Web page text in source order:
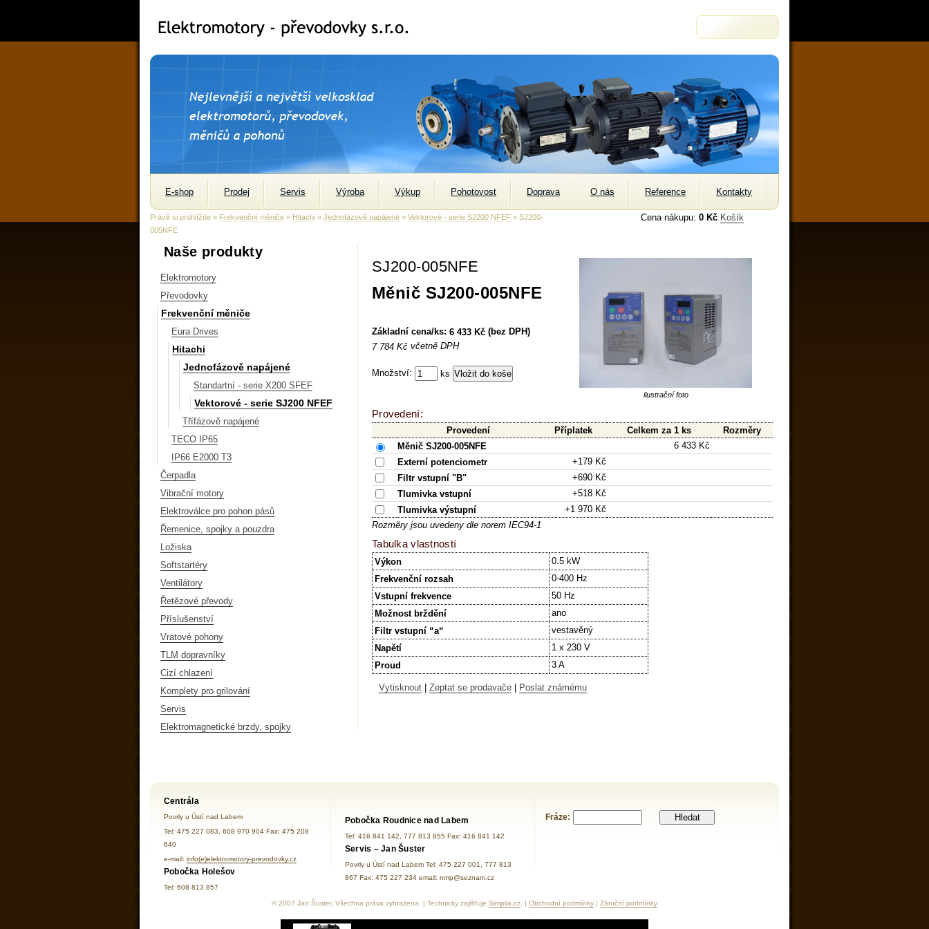
E-shop Prodej Servis Výroba Výkup Pohotovost Doprava O nás Reference Kontakty
Cena nákupu: 0 Kč Košík
Právě si prohlížíte » Frekvenční měniče » Hitachi » Jednofázově napájené » Vektorové - serie SJ200 NFEF » SJ200-
005NFE
Naše produkty
Elektromotory
Převodovky
Frekvenční měniče
Eura Drives
Hitachi
Jednofázově napájené
Standartní - serie X200 SFEF
Vektorové - serie SJ200 NFEF
Třífázově napájené
TECO IP65
IP66 E2000 T3
Čerpadla
Vibrační motory
Elektroválce pro pohon pásů
Řemenice, spojky a pouzdra
Ložiska
Softstartéry
Ventilátory
Řetězové převody
Příslušenství
Vratové pohony
TLM dopravníky
Cizí chlazení
Komplety pro grilování
Servis
Elektromagnetické brzdy, spojky
SJ200-005NFE
Měnič SJ200-005NFE
Základní cena/ks: 6 433 Kč (bez DPH)
7 784 Kč včetně DPH
Množství: ks
ilustrační foto
Provedení:
Provedení Příplatek Celkem za 1 ks
Rozměry
Měnič SJ200-005NFE
6 433 Kč
Externí potenciometr
+179 Kč
Filtr vstupní "B"
+690 Kč
Tlumivka vstupní
+518 Kč
Tlumivka výstupní
+1 970 Kč
Rozměry jsou uvedeny dle norem IEC94-1
Tabulka vlastností
Výkon
0.5 kW
Frekvenční rozsah
0-400 Hz
Vstupní frekvence
50 Hz
Možnost brždění
ano
Filtr vstupní “a“
vestavěný
Napětí
1 x 230 V
Proud
3 A
Vytisknout Zeptat se prodavače Poslat známému
Centrála
Povrly u Ústí nad Labem
Tel: 475 227 083, 608 970 904 Fax: 475 208
640
e-mail: info(e)elektromotory-prevodovky.cz
Pobočka Holešov
Tel: 608 813 857
Pobočka Roudnice nad Labem
Tel: 416 841 142, 777 813 855 Fax: 416 841 142
Servis – Jan Šuster
Povrly u Ústí nad Labem Tel: 475 227 001, 777 813
867 Fax: 475 227 234 email: nmp@seznam.cz
Fráze: Hledat
© 2007 Jan Šuster, Všechna práva vyhrazena. | Technicky zajišťuje Simplia.cz . | Obchodní podmínky | Záruční podmínky